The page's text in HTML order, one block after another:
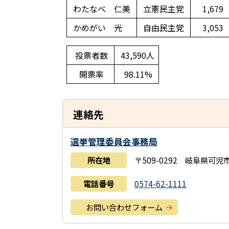
わたなべ 仁美
立憲民主党
1,679
かめがい 光
自由民主党 3,053
投票者数
43,590人
開票率
98.11%
連絡先
選挙管理委員会事務局
所在地 〒509-0292 岐阜県可児
電話番号 0574-62-1111
お問い合わせフォーム